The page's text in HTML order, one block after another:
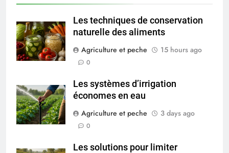
Les techniques de conservation
naturelle des aliments
Agriculture et peche
15 hours ago
0
Les systèmes d’irrigation
économes en eau
Agriculture et peche
3 days ago
0
Les solutions pour limiter